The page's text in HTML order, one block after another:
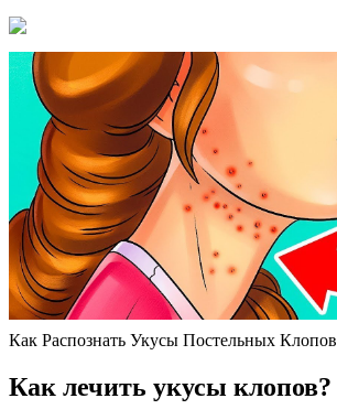
Как Распознать Укусы Постельных Клопов
Как лечить укусы клопов?